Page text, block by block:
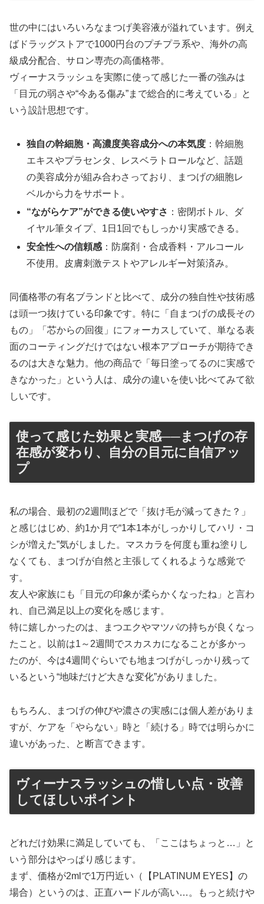
世の中にはいろいろなまつげ美容液が溢れています。例え
ばドラッグストアで1000円台のプチプラ系や、海外の高
級成分配合、サロン専売の高価格帯。
ヴィーナスラッシュを実際に使って感じた一番の強みは
「目元の弱さや“今ある傷み”まで総合的に考えている」と
いう設計思想です。
独自の幹細胞・高濃度美容成分への本気度 ：幹細胞
エキスやプラセンタ、レスベラトロールなど、話題
の美容成分が組み合わさっており、まつげの細胞レ
ベルから力をサポート。
“ながらケア”ができる使いやすさ ：密閉ボトル、ダ
イヤル筆タイプ、1日1回でもしっかり実感できる。
安全性への信頼感 ：防腐剤・合成香料・アルコール
不使用。皮膚刺激テストやアレルギー対策済み。
同価格帯の有名ブランドと比べて、成分の独自性や技術感
は頭一つ抜けている印象です。特に「自まつげの成長その
もの」「芯からの回復」にフォーカスしていて、単なる表
面のコーティングだけではない根本アプローチが期待でき
るのは大きな魅力。他の商品で「毎日塗ってるのに実感で
きなかった」という人は、成分の違いを使い比べてみて欲
しいです。
使って感じた効果と実感──まつげの存
在感が変わり、自分の目元に自信アッ
プ
私の場合、最初の2週間ほどで「抜け毛が減ってきた？」
と感じはじめ、約1か月で“1本1本がしっかりしてハリ・コ
シが増えた”気がしました。マスカラを何度も重ね塗りし
なくても、まつげが自然と主張してくれるような感覚で
す。
友人や家族にも「目元の印象が柔らかくなったね」と言わ
れ、自己満足以上の変化を感じます。
特に嬉しかったのは、まつエクやマツパの持ちが良くなっ
たこと。以前は1～2週間でスカスカになることが多かっ
たのが、今は4週間ぐらいでも地まつげがしっかり残って
いるという“地味だけど大きな変化”がありました。
もちろん、まつげの伸びや濃さの実感には個人差がありま
すが、ケアを「やらない」時と「続ける」時では明らかに
違いがあった、と断言できます。
ヴィーナスラッシュの惜しい点・改善
してほしいポイント
どれだけ効果に満足していても、「ここはちょっと…」と
いう部分はやっぱり感じます。
まず、価格が2mlで1万円近い（【PLATINUM EYES】の
場合）というのは、正直ハードルが高い…。もっと続けや